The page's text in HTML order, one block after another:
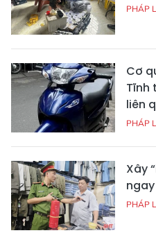
PHÁP
Cơ
Tĩnh
liên
PHÁP
Xây
PHÁP